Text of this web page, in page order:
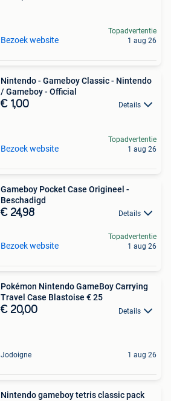
Bezoek website
Topadvertentie
1 aug 26
Nintendo - Gameboy Classic - Nintendo
/ Gameboy - Official
€ 1,00 Details
Bezoek website
Topadvertentie
1 aug 26
Gameboy Pocket Case Origineel -
Beschadigd
€ 24,98 Details
Bezoek website
Topadvertentie
1 aug 26
Pokémon Nintendo GameBoy Carrying
Travel Case Blastoise € 25
€ 20,00 Details
Jodoigne 1 aug 26
Nintendo gameboy tetris classic pack